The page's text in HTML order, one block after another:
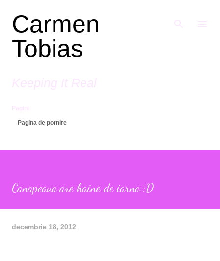
Carmen
Tobias
Keeping It Real
Pagini
Pagina de pornire
Canapeaua are haine de iarna :D
decembrie 18, 2012